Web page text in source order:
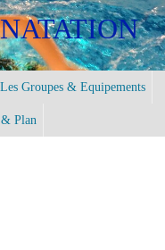
Les Groupes & Equipements
Plan